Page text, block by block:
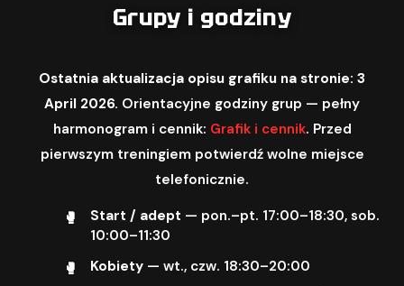
Grupy i godziny
Ostatnia aktualizacja opisu grafiku na stronie: 3
April 2026. Orientacyjne godziny grup — pełny
harmonogram i cennik: Grafik i cennik. Przed
pierwszym treningiem potwierdź wolne miejsce
telefonicznie.
Start / adept — pon.–pt. 17:00–18:30, sob.
10:00–11:30
Kobiety— wt., czw. 18:30–20:00